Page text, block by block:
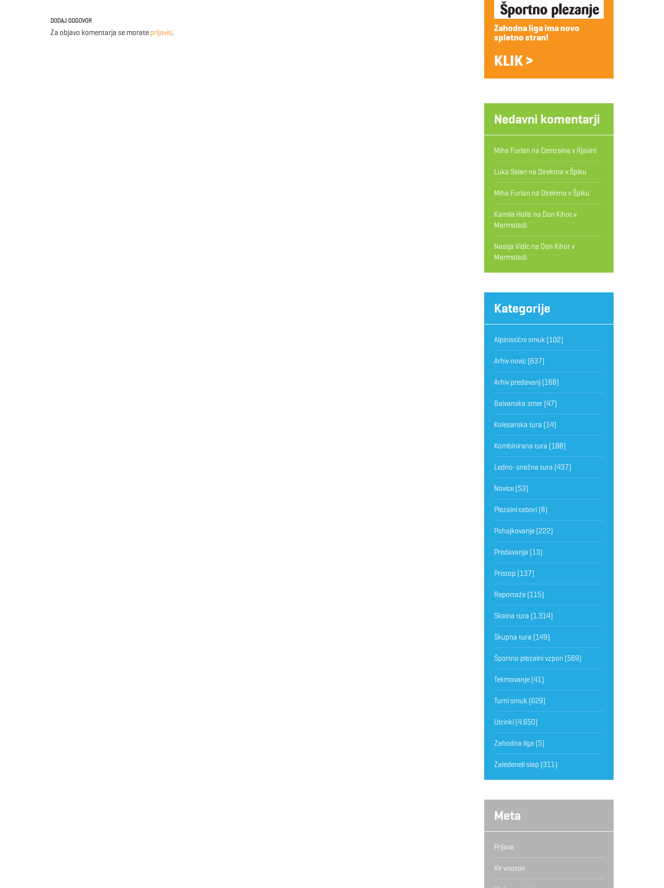
DODAJ ODGOVOR
Za objavo komentarja se morate prijaviti.
Zahodna liga ima novo
spletno stran!
KLIK >
Nedavni komentarji
Miha Furlan na Centralna v Rjavini
Luka Selan na Direktna v Špiku
Miha Furlan na Direktna v Špiku
Kamila Hollá na Don Kihot v
Marmoladi
Nastja Vidicna Don Kihot v
Marmoladi
Kategorije
Alpinistični smuk(102)
Arhiv novic(637)
Arhiv predavanj(168)
Balvanska smer(47)
Kolesarska tura (14)
Kombinirana tura (188)
Ledno-snežna tura (437)
Novice(53)
Plezalni tabori(8)
Pohajkovanje(222)
Predavanja (13)
Pristop (137)
Reportaže(115)
Skalna tura (1.314)
Skupna tura (149)
Športno plezalni vzpon (569)
Tekmovanje(41)
Turni smuk(629)
Utrinki(4.650)
Zahodna liga (5)
Zaledeneli slap (311)
Meta
Prijava
Vir vnosov